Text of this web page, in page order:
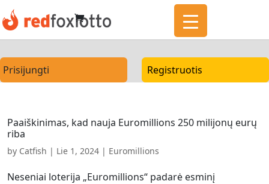
Prisijungti Registruotis
Paaiškinimas, kad nauja Euromillions 250 milijonų eurų
riba
by Catfish | Lie 1, 2024 | Euromillions
Neseniai loterija „Euromillions“ padarė esminį